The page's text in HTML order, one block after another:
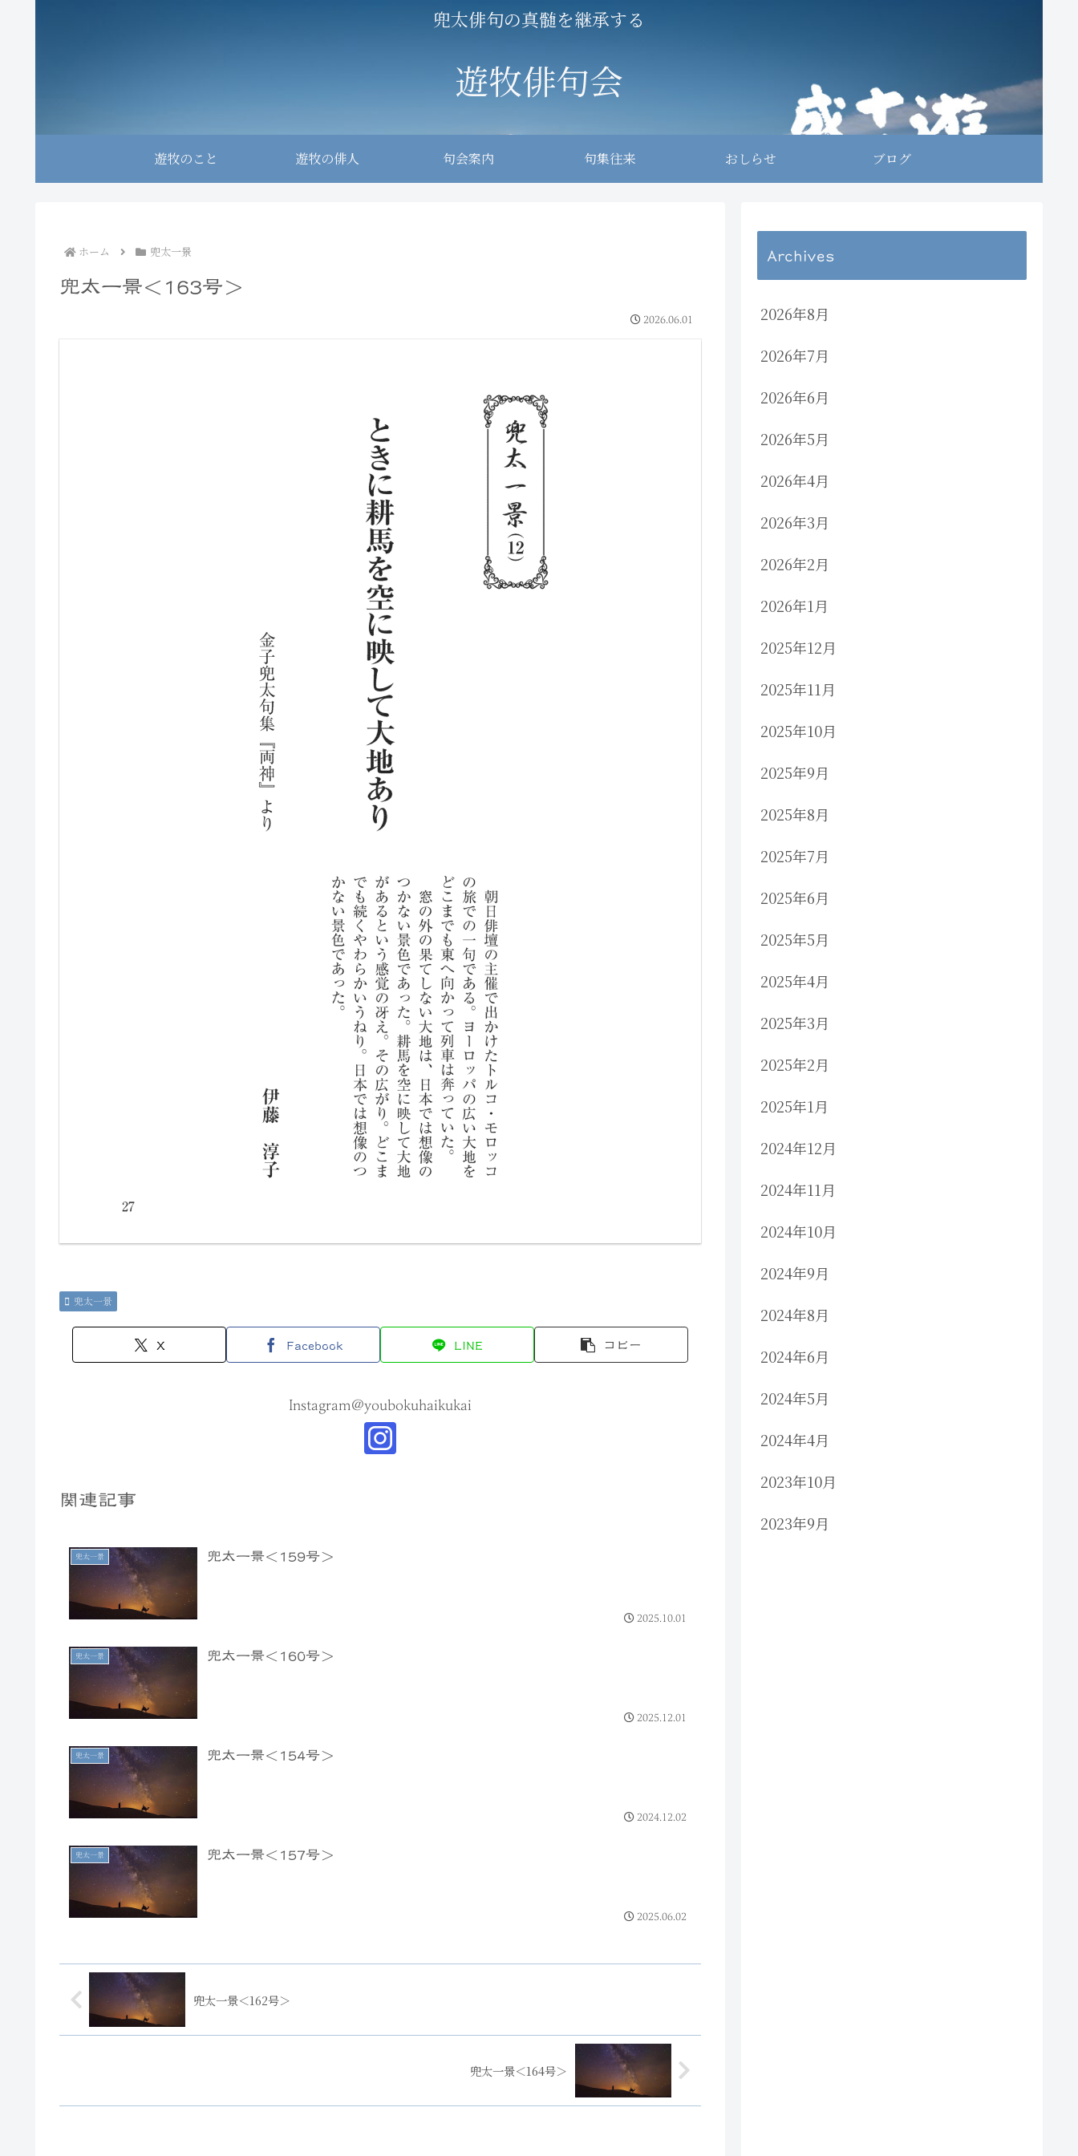
兜太俳句の真髄を継承する
遊牧俳句会
遊牧のこと 遊牧の俳人 句会案内 句集往来 おしらせ ブログ
ホーム 兜太一景
兜太一景＜163号＞
2026.06.01
兜太一景
X Facebook LINE コピー
Instagram@youbokuhaikukai
関連記事
兜太一景 兜太一景＜159号＞
2025.10.01
兜太一景 兜太一景＜160号＞
2025.12.01
兜太一景 兜太一景＜154号＞
2024.12.02
兜太一景 兜太一景＜157号＞
2025.06.02
兜太一景＜162号＞
兜太一景＜164号＞
Archives
2026年8月
2026年7月
2026年6月
2026年5月
2026年4月
2026年3月
2026年2月
2026年1月
2025年12月
2025年11月
2025年10月
2025年9月
2025年8月
2025年7月
2025年6月
2025年5月
2025年4月
2025年3月
2025年2月
2025年1月
2024年12月
2024年11月
2024年10月
2024年9月
2024年8月
2024年6月
2024年5月
2024年4月
2023年10月
2023年9月